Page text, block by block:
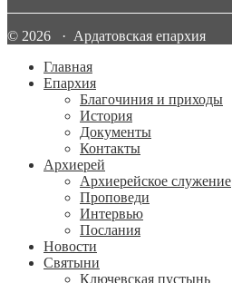
© 2026 · Ардатовская епархия
Главная
Епархия
Благочиния и приходы
История
Документы
Контакты
Архиерей
Архиерейское служение
Проповеди
Интервью
Послания
Новости
Святыни
Ключевская пустынь